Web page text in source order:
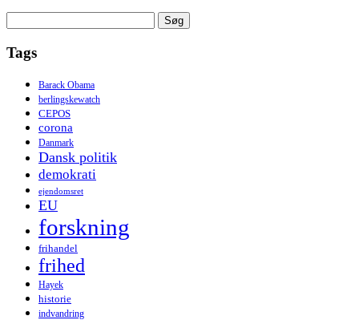
efter:
Tags
Barack Obama
berlingskewatch
CEPOS
corona
Danmark
Dansk politik
demokrati
ejendomsret
EU
forskning
frihandel
frihed
Hayek
historie
indvandring